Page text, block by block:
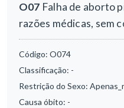
O07 Falha de aborto
razões médicas, sem
Código: O074
Classificação: -
Restrição do Sexo:
Causa óbito: -